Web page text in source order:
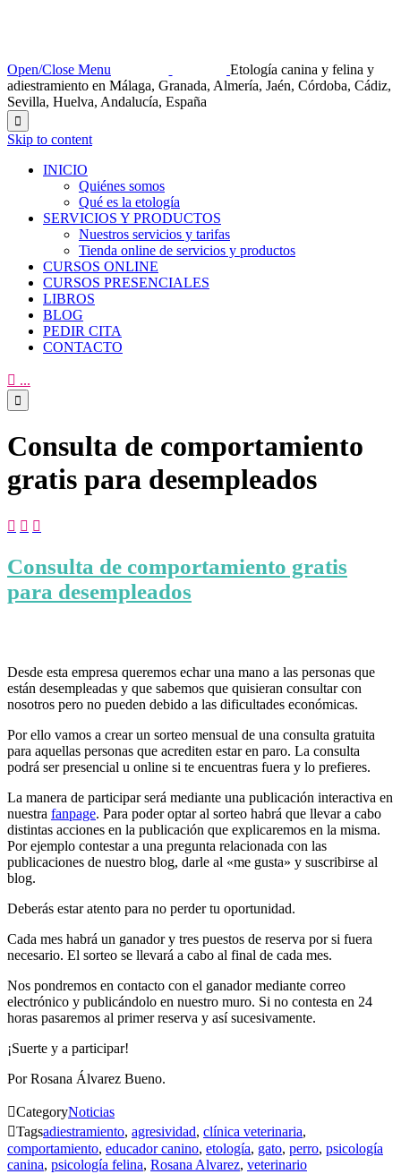
Open/Close Menu
Etología canina y felina y
adiestramiento en Málaga, Granada, Almería, Jaén, Córdoba, Cádiz,
Sevilla, Huelva, Andalucía, España

Skip to content
INICIO
Quiénes somos
Qué es la etología
SERVICIOS Y PRODUCTOS
Nuestros servicios y tarifas
Tienda online de servicios y productos
CURSOS ONLINE
CURSOS PRESENCIALES
LIBROS
BLOG
PEDIR CITA
CONTACTO
 ...

Consulta de comportamiento
gratis para desempleados
  
Consulta de comportamiento gratis
para desempleados
Desde esta empresa queremos echar una mano a las personas que
están desempleadas y que sabemos que quisieran consultar con
nosotros pero no pueden debido a las dificultades económicas.
Por ello vamos a crear un sorteo mensual de una consulta gratuita
para aquellas personas que acrediten estar en paro. La consulta
podrá ser presencial u online si te encuentras fuera y lo prefieres.
La manera de participar será mediante una publicación interactiva en
nuestra fanpage. Para poder optar al sorteo habrá que llevar a cabo
distintas acciones en la publicación que explicaremos en la misma.
Por ejemplo contestar a una pregunta relacionada con las
publicaciones de nuestro blog, darle al «me gusta» y suscribirse al
blog.
Deberás estar atento para no perder tu oportunidad.
Cada mes habrá un ganador y tres puestos de reserva por si fuera
necesario. El sorteo se llevará a cabo al final de cada mes.
Nos pondremos en contacto con el ganador mediante correo
electrónico y publicándolo en nuestro muro. Si no contesta en 24
horas pasaremos al primer reserva y así sucesivamente.
¡Suerte y a participar!
Por Rosana Álvarez Bueno.
CategoryNoticias
Tagsadiestramiento, agresividad, clínica veterinaria,
comportamiento, educador canino, etología, gato, perro, psicología
canina, psicología felina, Rosana Alvarez, veterinario